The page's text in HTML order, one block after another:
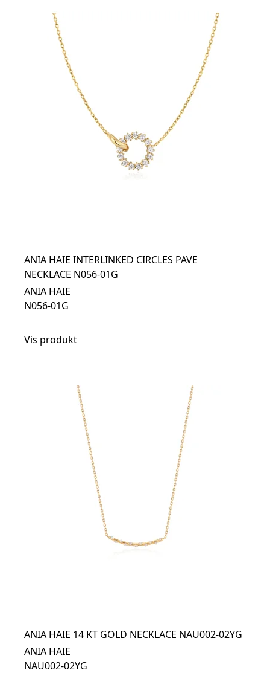
ANIA HAIE INTERLINKED CIRCLES PAVE
NECKLACE N056-01G
ANIA HAIE
N056-01G
Vis produkt
ANIA HAIE 14 KT GOLD NECKLACE NAU002-02YG
ANIA HAIE
NAU002-02YG